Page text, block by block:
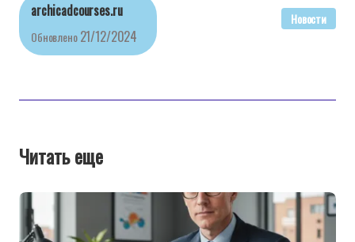
archicadcourses.ru
Обновлено 21/12/2024
Новости
Читать еще